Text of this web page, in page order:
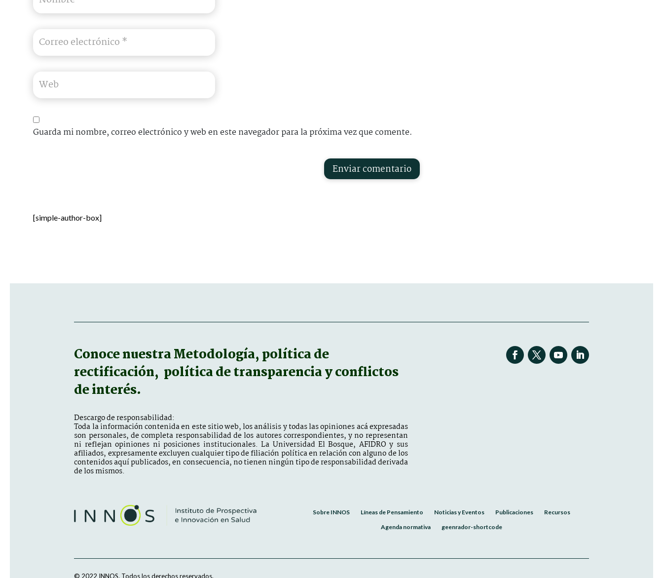
Guarda mi nombre, correo electrónico y web en este navegador para la próxima vez que comente.
Enviar comentario
[simple-author-box]
Conoce nuestraMetodología, política de
rectificación, política de transparencia y conflictos
de interés.
Descargo de responsabilidad:
Toda la información contenida en este sitio web, los análisis y todas las opiniones acá expresadas
son personales, de completa responsabilidad de los autores correspondientes, y no representan
ni reflejan opiniones ni posiciones institucionales. La Universidad El Bosque, AFIDRO y sus
afiliados, expresamente excluyen cualquier tipo de filiación política en relación con alguno de los
contenidos aquí publicados, en consecuencia, no tienen ningún tipo de responsabilidad derivada
de los mismos.
Sobre INNOS Líneas de Pensamiento Noticias y Eventos Publicaciones
Recursos
Agenda normativa
geenrador-shortcode
© 2022 INNOS. Todos los derechos reservados.